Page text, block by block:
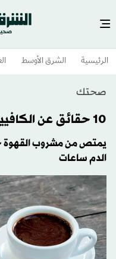
الرئيسية الشرق الأوسط​
صحتك
10 حقائق عن الكافيين
يمتص من مشروب القهوة
الدم ساعات